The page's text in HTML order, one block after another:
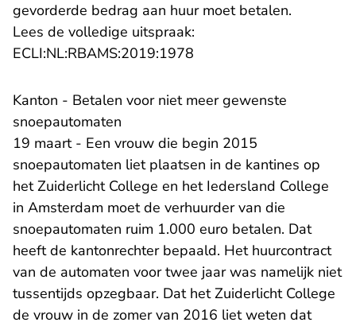
gevorderde bedrag aan huur moet betalen.
Lees de volledige uitspraak:
ECLI:NL:RBAMS:2019:1978
Kanton - Betalen voor niet meer gewenste
snoepautomaten
19 maart - Een vrouw die begin 2015
snoepautomaten liet plaatsen in de kantines op
het Zuiderlicht College en het Iedersland College
in Amsterdam moet de verhuurder van die
snoepautomaten ruim 1.000 euro betalen. Dat
heeft de kantonrechter bepaald. Het huurcontract
van de automaten voor twee jaar was namelijk niet
tussentijds opzegbaar. Dat het Zuiderlicht College
de vrouw in de zomer van 2016 liet weten dat